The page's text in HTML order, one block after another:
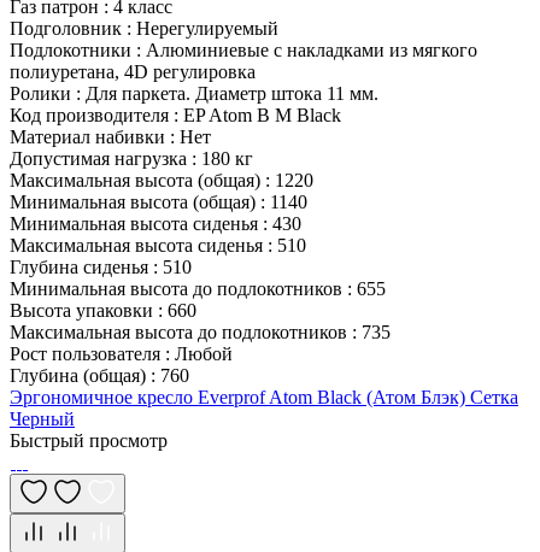
Газ патрон : 4 класс
Подголовник : Нерегулируемый
Подлокотники : Алюминиевые с накладками из мягкого
полиуретана, 4D регулировка
Ролики : Для паркета. Диаметр штока 11 мм.
Код производителя : EP Atom B M Black
Материал набивки : Нет
Допустимая нагрузка : 180 кг
Максимальная высота (общая) : 1220
Минимальная высота (общая) : 1140
Минимальная высота сиденья : 430
Максимальная высота сиденья : 510
Глубина сиденья : 510
Минимальная высота до подлокотников : 655
Высота упаковки : 660
Максимальная высота до подлокотников : 735
Рост пользователя : Любой
Глубина (общая) : 760
Эргономичное кресло Everprof Atom Black (Атом Блэк) Сетка
Черный
Быстрый просмотр